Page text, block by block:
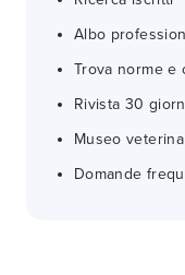
Albo
Trova norme e
Rivista 30
Museo
Domande